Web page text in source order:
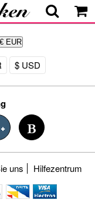
€ EUR
$ USD
uns Hilfezentrum